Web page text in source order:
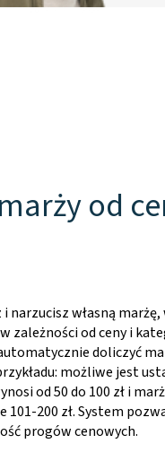
od
narzucisz własną marżę,
zależności od ceny i
doliczyć
możliwe jest
od 50 do 100 zł i
101-200 zł. System
progów cenowych.